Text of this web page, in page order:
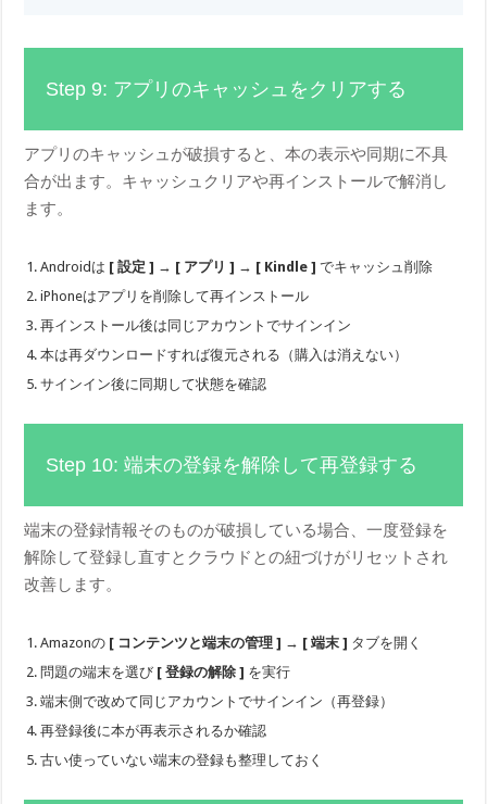
Step 9: アプリのキャッシュをクリアする
アプリのキャッシュが破損すると、本の表示や同期に不具
合が出ます。キャッシュクリアや再インストールで解消し
ます。
Androidは [ 設定 ] → [ アプリ ] → [ Kindle ] でキャッシュ削除
iPhoneはアプリを削除して再インストール
再インストール後は同じアカウントでサインイン
本は再ダウンロードすれば復元される（購入は消えない）
サインイン後に同期して状態を確認
Step 10: 端末の登録を解除して再登録する
端末の登録情報そのものが破損している場合、一度登録を
解除して登録し直すとクラウドとの紐づけがリセットされ
改善します。
Amazonの [ コンテンツと端末の管理 ] → [ 端末 ] タブを開く
問題の端末を選び [ 登録の解除 ] を実行
端末側で改めて同じアカウントでサインイン（再登録）
再登録後に本が再表示されるか確認
古い使っていない端末の登録も整理しておく